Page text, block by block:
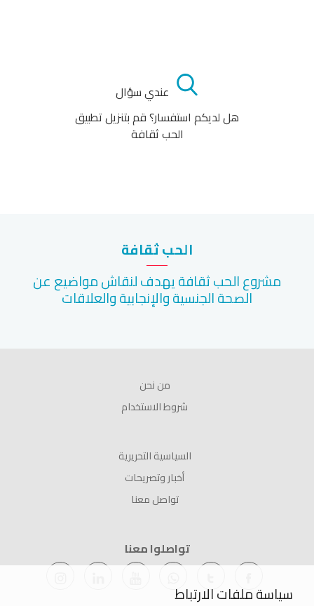
سياسة ملفات الارتباط
عندي سؤال
هل لديكم استفسار؟ قم بتنزيل تطبيق
الحب ثقافة
الحب ثقافة
مشروع الحب ثقافة يهدف لنقاش مواضيع عن
الصحة الجنسية والإنجابية والعلاقات
من نحن
شروط الاستخدام
السياسية التحريرية
أخبار وتصريحات
تواصل معنا
تواصلوا معنا